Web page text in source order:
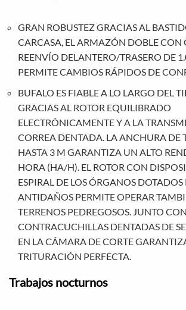
GRAN ROBUSTEZ GRACIAS AL
CARCASA, EL ARMAZÓN DOBLE CON
REENVÍO DELANTERO/TRASERO DE
PERMITE CAMBIOS RÁPIDOS DE
BUFALO ES FIABLE A LO LARGO DEL
GRACIAS AL ROTOR EQUILIBRADO
ELECTRÓNICAMENTE Y A LA
CORREA DENTADA. LA ANCHURA DE
HASTA 3 M GARANTIZA UN ALTO
HORA (HA/H). EL ROTOR CON
ESPIRAL DE LOS ÓRGANOS DOTADOS
ANTIDAÑOS PERMITE OPERAR
TERRENOS PEDREGOSOS. JUNTO
CONTRACUCHILLAS DENTADAS DE
EN LA CÁMARA DE CORTE
TRITURACIÓN PERFECTA.
Trabajos nocturnos